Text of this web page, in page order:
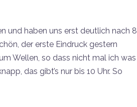
und haben uns erst deutlich nach 8
der erste Eindruck gestern
Wellen, so dass nicht mal ich was
das gibt’s nur bis 10 Uhr. So